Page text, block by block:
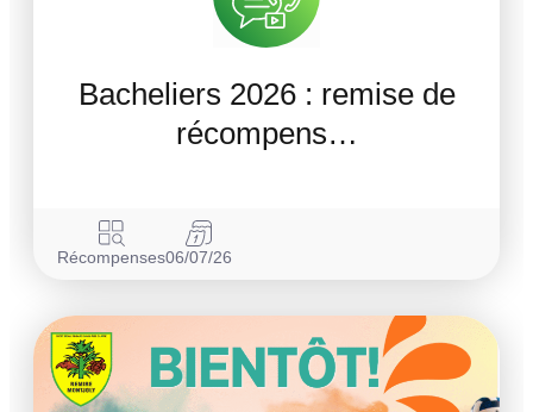
Bacheliers 2026 : remise de
récompens…
Récompenses06/07/26